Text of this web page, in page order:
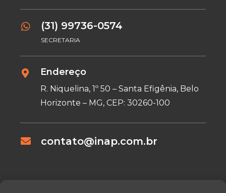
(31) 99736-0574
SECRETARIA
Endereço
R. Niquelina, 1º 50 – Santa Efigênia, Belo
Horizonte – MG, CEP: 30260-100
contato@inap.com.br